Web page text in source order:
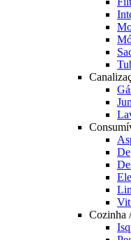
Cozinha